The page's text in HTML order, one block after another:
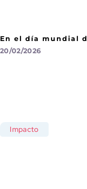
En el día mundial
20/02/2026
Impacto